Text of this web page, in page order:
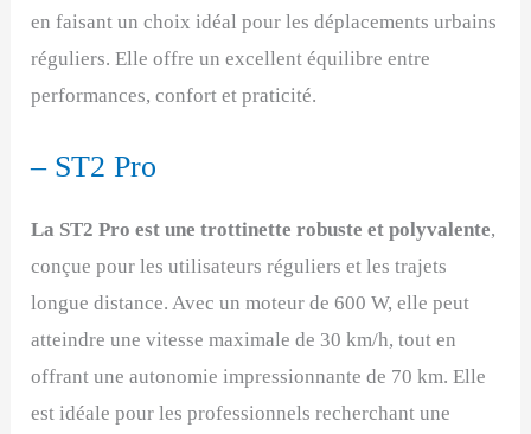
en faisant un choix idéal pour les déplacements urbains
réguliers. Elle offre un excellent équilibre entre
performances, confort et praticité.
– ST2 Pro
La ST2 Pro est une trottinette robuste et polyvalente,
conçue pour les utilisateurs réguliers et les trajets
longue distance. Avec un moteur de 600 W, elle peut
atteindre une vitesse maximale de 30 km/h, tout en
offrant une autonomie impressionnante de 70 km. Elle
est idéale pour les professionnels recherchant une